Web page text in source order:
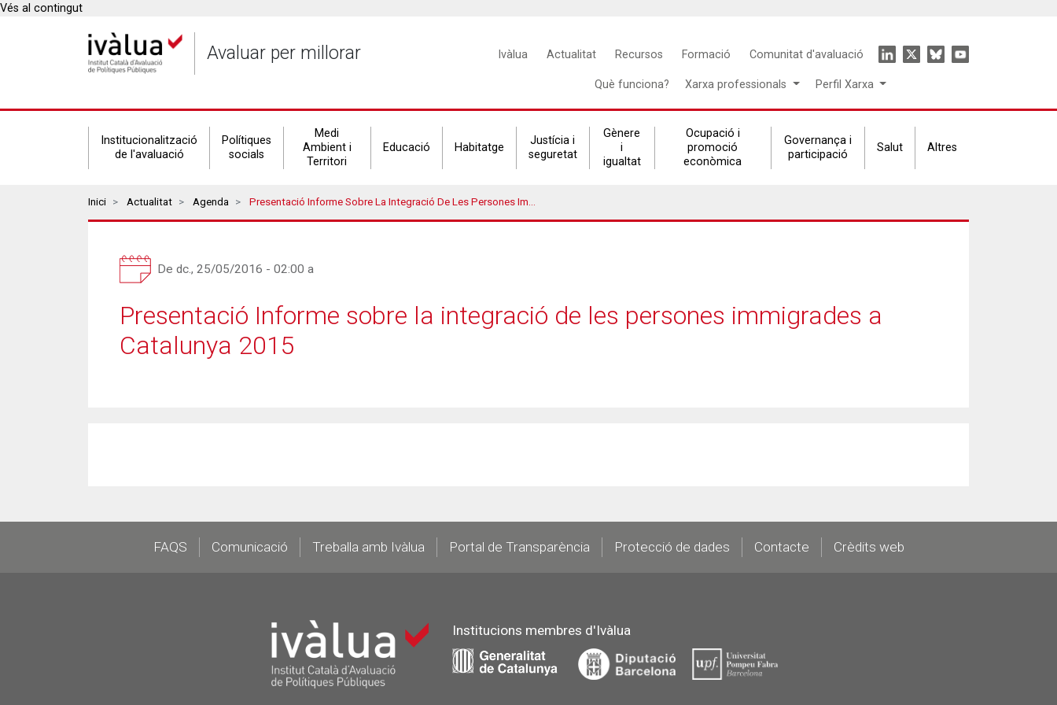
Vés al contingut
Avaluar per millorar
Main
navigation
Ivàlua Actualitat Recursos Formació Comunitat d'avaluació
Icon
menu
Què funciona? Xarxa professionals Perfil Xarxa
Secondary
navigation
Institucionalització
de l'avaluació
Polítiques
socials
Medi
Ambient i
Territori
Educació Habitatge
Justícia i
seguretat
Gènere
i
igualtat
Ocupació i
promoció
econòmica
Governança i
participació
Salut Altres
Breadcrumbs
Inici Actualitat Agenda Presentació Informe Sobre La Integració De Les Persones Immigrades A Catalunya 2015
De dc., 25/05/2016 - 02:00 a
Presentació Informe sobre la integració de les persones immigrades a
Catalunya 2015
FooterFAQS Comunicació Treballa amb Ivàlua Portal de Transparència Protecció de dades Contacte Crèdits web
Institucions membres d'Ivàlua